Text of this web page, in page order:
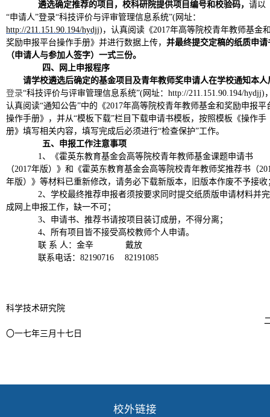
遴选确定推荐的项目，校科研院提供项目编号和校验码， 请以
“申请人”登录“科技评价与评审管理信息系统”(网址：
http://211.151.90.194/hydjj) ，认真阅读《2017年高等院校青年教师基金
奖励申报平台操作手册》并进行数据上传， 并最终提交定稿的纸质申请
（申请人与参加人签字）一式三份。
四、网上申报程序
请学校遴选后确定的基金项目及青年教师奖申请人在学校通知本人
登录“科技评价与评审管理信息系统”(网址：http://211.151.90.194/hydjj)
认真阅读“通知公告”中的《2017年高等院校青年教师基金和奖励申报平
操作手册》，并从“模板下载”栏目下载申请书模板，按照模板《操作手
册》填写相关内容，填写完成后必须进行“检查保护”工作。
五、申报工作注意事项
1、《霍英东教育基金会高等院校青年教师基金课题申请书
（2017年版）》和《霍英东教育基金会高等院校青年教师奖推荐书（
年版）》等材料已重新修改，请务必下载新版本，旧版本作废不予接收
2、学校最终推荐申报者须按要求同时提交纸质版申请材料并完
成网上申报工作，缺一不可；
3、申请书、推荐书请按项目装订成册，不得分离；
4、所有项目皆不接受高校教师个人申请。
联 系 人：金辛
戴放
联系电话：82190716
82191085
科学技术研究院
〇一七年三月十七日
校外链接